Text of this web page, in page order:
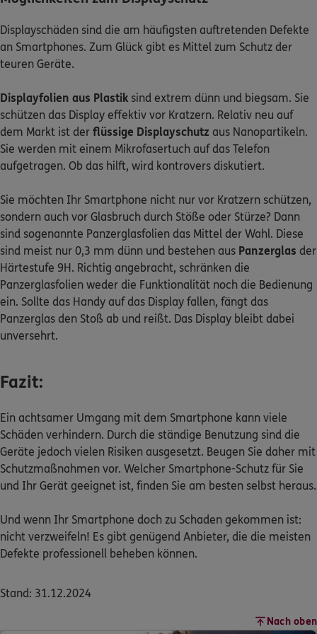
Displayschäden sind die am häufigsten auftretenden Defekte
an Smartphones. Zum Glück gibt es Mittel zum Schutz der
teuren Geräte.
Displayfolien aus Plastik sind extrem dünn und biegsam. Sie
schützen das Display effektiv vor Kratzern. Relativ neu auf
dem Markt ist der flüssige Displayschutz aus Nanopartikeln.
Sie werden mit einem Mikrofasertuch auf das Telefon
aufgetragen. Ob das hilft, wird kontrovers diskutiert.
Sie möchten Ihr Smartphone nicht nur vor Kratzern schützen,
sondern auch vor Glasbruch durch Stöße oder Stürze? Dann
sind sogenannte Panzerglasfolien das Mittel der Wahl. Diese
sind meist nur 0,3 mm dünn und bestehen aus Panzerglas der
Härtestufe 9H. Richtig angebracht, schränken die
Panzerglasfolien weder die Funktionalität noch die Bedienung
ein. Sollte das Handy auf das Display fallen, fängt das
Panzerglas den Stoß ab und reißt. Das Display bleibt dabei
unversehrt.
Fazit:
Ein achtsamer Umgang mit dem Smartphone kann viele
Schäden verhindern. Durch die ständige Benutzung sind die
Geräte jedoch vielen Risiken ausgesetzt. Beugen Sie daher mit
Schutzmaßnahmen vor. Welcher Smartphone-Schutz für Sie
und Ihr Gerät geeignet ist, finden Sie am besten selbst heraus.
Und wenn Ihr Smartphone doch zu Schaden gekommen ist:
nicht verzweifeln! Es gibt genügend Anbieter, die die meisten
Defekte professionell beheben können.
Stand: 31.12.2024
Nach oben